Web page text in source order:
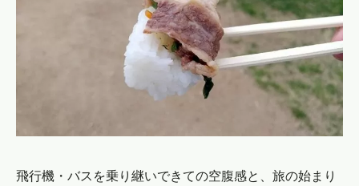
飛行機・バスを乗り継いできての空腹感と、旅の始まり